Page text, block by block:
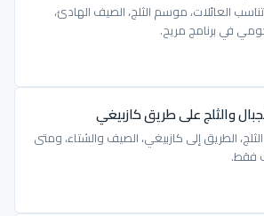
العائلات، موسم الثلج، الصيف الهادئ،
في برنامج مريح.
والثلج على طريق كازبيغي
الطريق إلى كازبيغي، الصيف والشتاء، ومتى
فقط.